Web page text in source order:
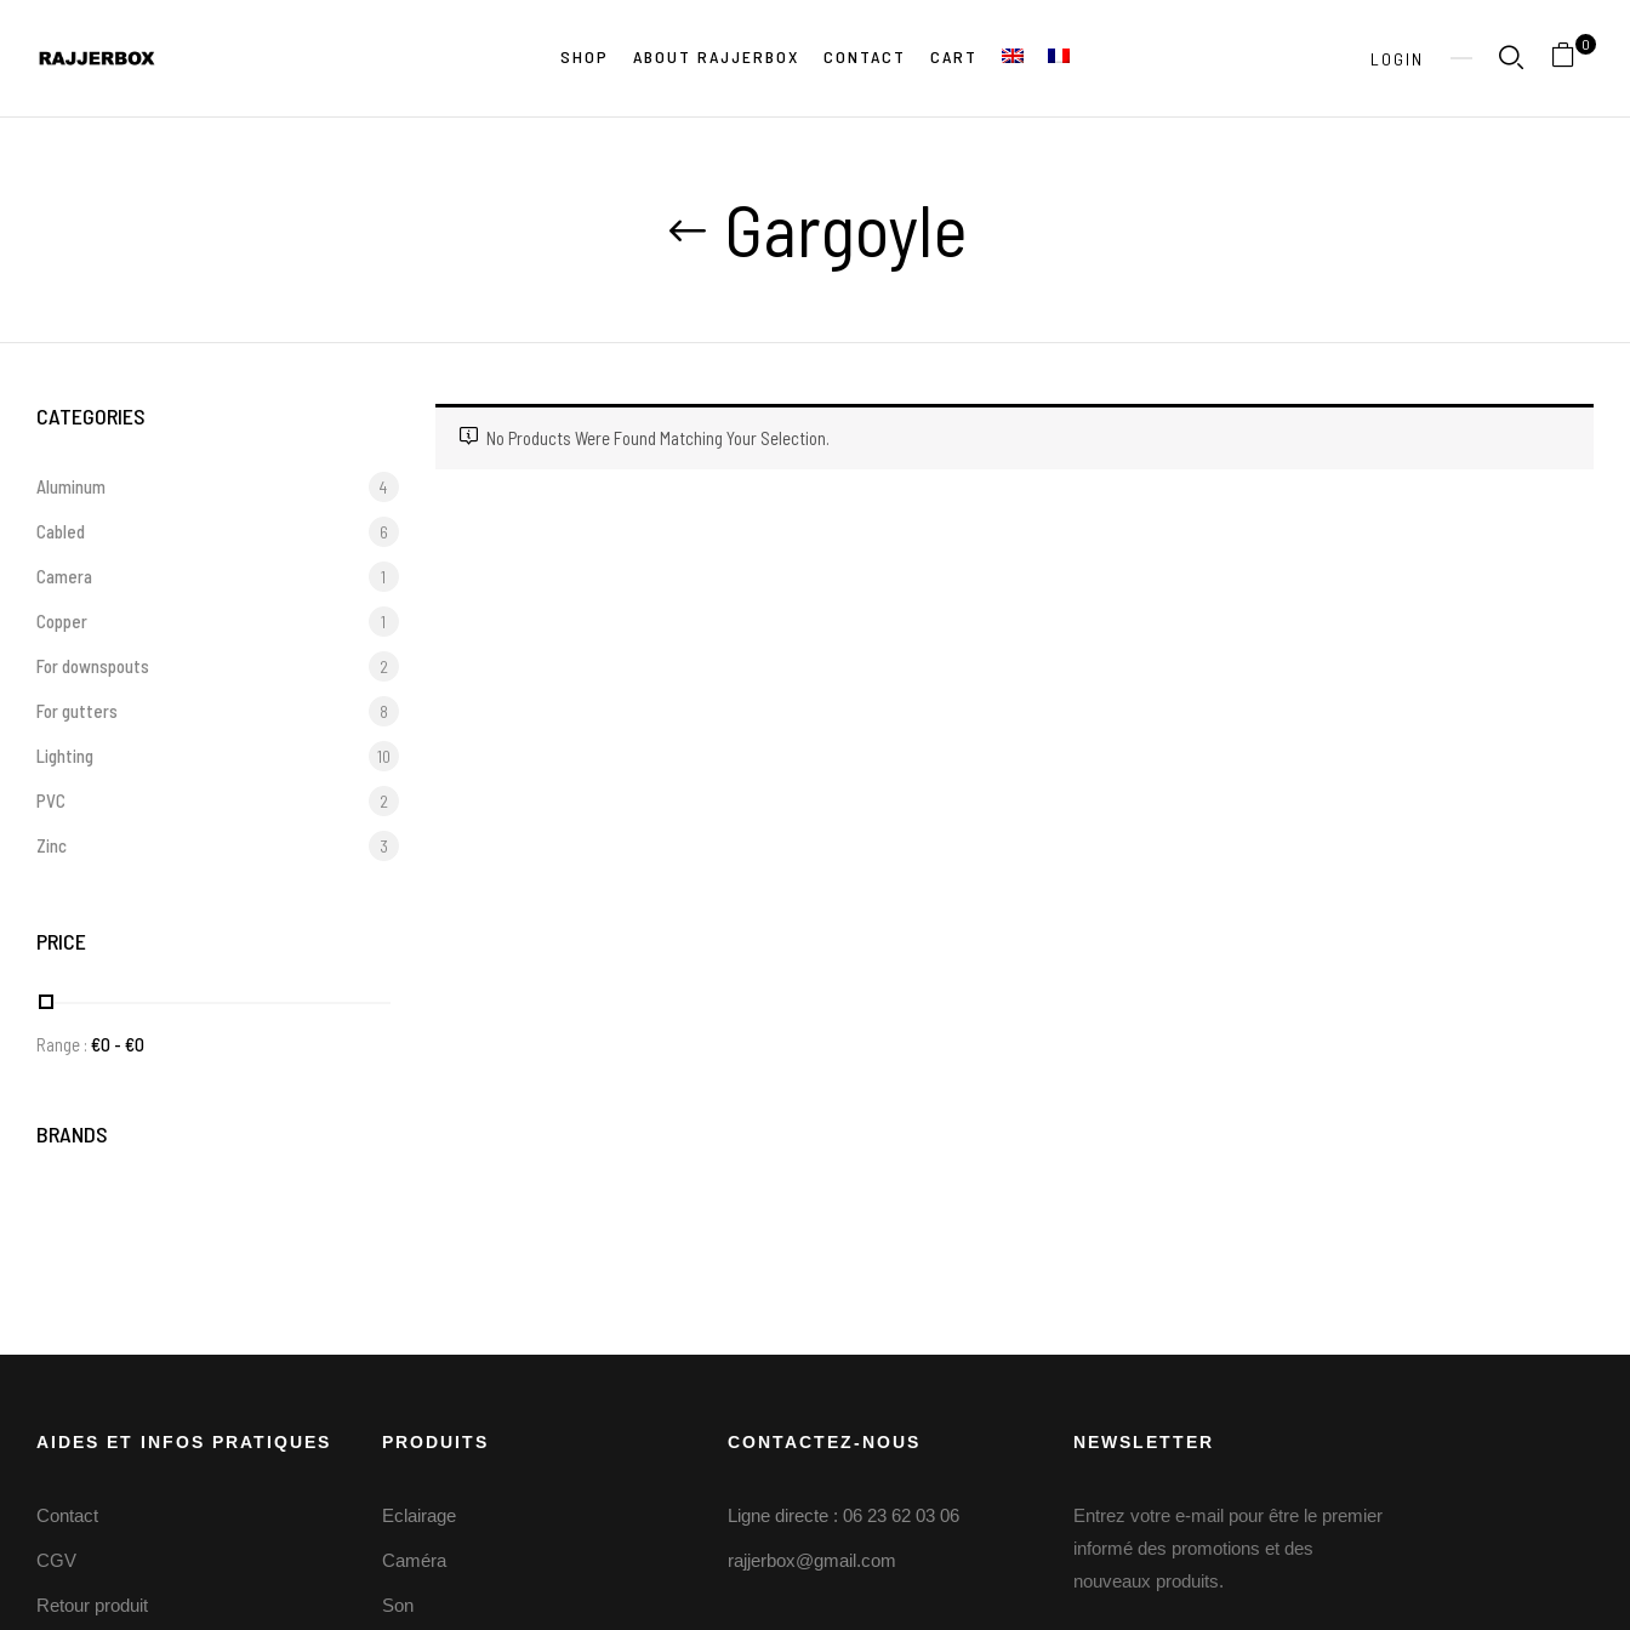
SHOP ABOUT RAJJERBOX CONTACT CART LOGIN
0
Gargoyle
CATEGORIES
Aluminum 4
Cabled 6
Camera 1
Copper 1
For downspouts 2
For gutters 8
Lighting 10
PVC 2
Zinc 3
PRICE
Range : €0 - €0
BRANDS
No Products Were Found Matching Your Selection.
AIDES ET INFOS PRATIQUES
Contact
CGV
Retour produit
PRODUITS
Eclairage
Caméra
Son
CONTACTEZ-NOUS
Ligne directe : 06 23 62 03 06
rajjerbox@gmail.com
NEWSLETTER
Entrez votre e-mail pour être le premier
informé des promotions et des
nouveaux produits.